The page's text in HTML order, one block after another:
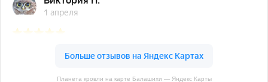
Планета кровли на карте Балашихи — Яндекс Карты